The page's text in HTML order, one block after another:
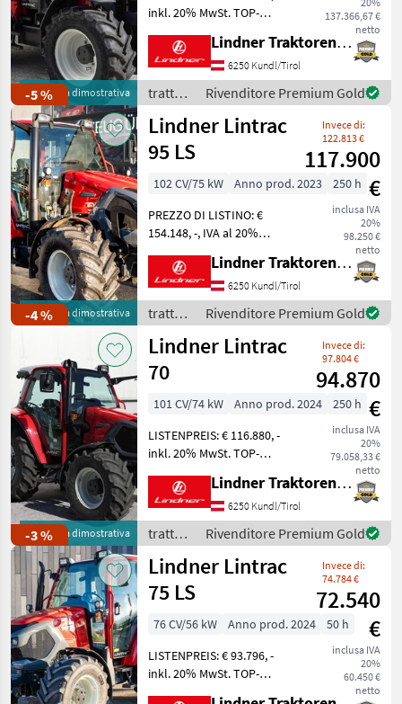
-5 %
Macchina dimostrativa
137.366,67 €
netto
inkl. 20% MwSt. TOP-
nach vorne auf
Anfahrschutz, 5x EHS dws
Steuergeräte, 7-polige
Steckdose vorne, 8
Kipperleitu
Lindner Traktorenwerk GesmbH
6250 Kundl/Tirol
trattori
/
Lindner
Rivenditore Premium Gold
-4 %
Macchina dimostrativa
Lindner Lintrac
95 LS
Invece di:
122.813 €
117.900
€
inclusa IVA
20%
98.250 €
netto
102 CV/75 kW Anno prod. 2023
250 h
PREZZO DI LISTINO: €
154.148, -, IVA al 20%
TOP: 2 tubazioni anteriori, 6
tubazioni per ribaltamento
+ 1 tubo di ritorno (con
protezione antipol
Lindner Traktorenwerk GesmbH
6250 Kundl/Tirol
trattori
/
Lindner
Rivenditore Premium Gold
-3 %
Macchina dimostrativa
Lindner Lintrac
70
Invece di:
97.804 €
94.870
€
inclusa IVA
20%
79.058,33 €
netto
101 CV/74 kW Anno prod. 2024
250 h
LISTENPREIS: € 116.880, -
inkl. 20% MwSt. TOP-
Steuergeräte
DETAILAUSSTATTUNG: 2
Mikroschalter mit
Verkabelung für 3. und 4.
dw Funktion, 4-Radbremse
Lindner Traktorenwerk GesmbH
6250 Kundl/Tirol
trattori
/
Lindner
Rivenditore Premium Gold
Lindner Lintrac
75 LS
Invece di:
74.784 €
72.540
€
inclusa IVA
20%
60.450 €
netto
76 CV/56 kW Anno prod. 2024
50 h
LISTENPREIS: € 93.796, -
inkl. 20% MwSt. TOP-